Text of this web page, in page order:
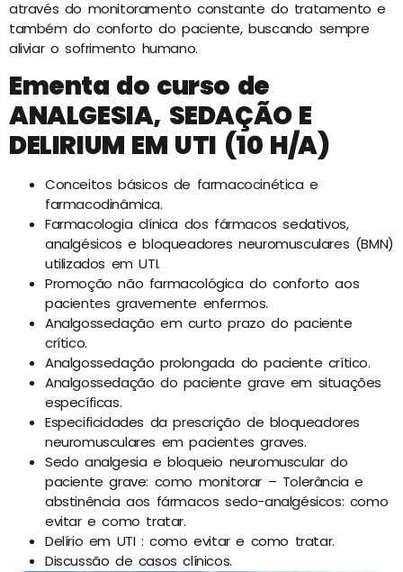
através do monitoramento constante do tratamento e
também do conforto do paciente, buscando sempre
aliviar o sofrimento humano.
Ementa do curso de
ANALGESIA, SEDAÇÃO E
DELIRIUM EM UTI (10 H/A)
Conceitos básicos de farmacocinética e
farmacodinâmica.
Farmacologia clínica dos fármacos sedativos,
analgésicos e bloqueadores neuromusculares (BMN)
utilizados em UTI.
Promoção não farmacológica do conforto aos
pacientes gravemente enfermos.
Analgossedação em curto prazo do paciente
crítico.
Analgossedação prolongada do paciente crítico.
Analgossedação do paciente grave em situações
específicas.
Especificidades da prescrição de bloqueadores
neuromusculares em pacientes graves.
Sedo analgesia e bloqueio neuromuscular do
paciente grave: como monitorar – Tolerância e
abstinência aos fármacos sedo-analgésicos: como
evitar e como tratar.
Delírio em UTI : como evitar e como tratar.
Discussão de casos clínicos.